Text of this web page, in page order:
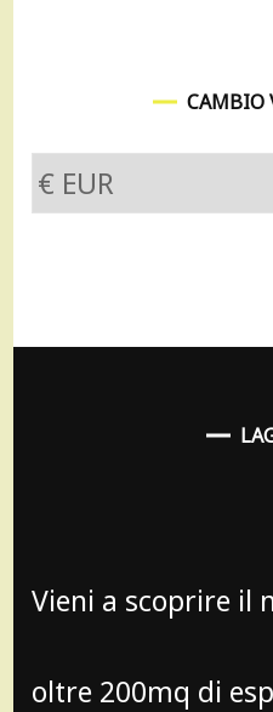
CAMBIO
Vieni a scoprire il
oltre 200mq di